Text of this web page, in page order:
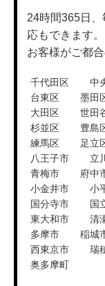
24時間365日
応もできます。
お客様がご都
千代田区 中
台東区
墨田
大田区
世田
杉並区
豊島
練馬区
足立
八王子市
立
青梅市
府中
小金井市
小
国分寺市
国
東大和市
清
多摩市
稲城
西東京市
瑞
奥多摩町